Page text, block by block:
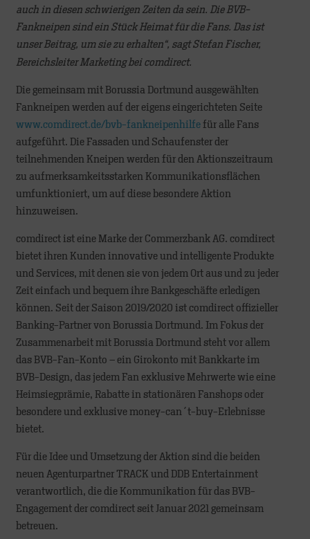
auch in diesen schwierigen Zeiten da sein. Die BVB-
Fankneipen sind ein Stück Heimat für die Fans. Das ist
unser Beitrag, um sie zu erhalten“, sagt Stefan Fischer,
Bereichsleiter Marketing bei comdirect.
Die gemeinsam mit Borussia Dortmund ausgewählten
Fankneipen werden auf der eigens eingerichteten Seite
www.comdirect.de/bvb-fankneipenhilfefür alle Fans
aufgeführt. Die Fassaden und Schaufenster der
teilnehmenden Kneipen werden für den Aktionszeitraum
zu aufmerksamkeitsstarken Kommunikationsflächen
umfunktioniert, um auf diese besondere Aktion
hinzuweisen.
comdirect ist eine Marke der Commerzbank AG. comdirect
bietet ihren Kunden innovative und intelligente Produkte
und Services, mit denen sie von jedem Ort aus und zu jeder
Zeit einfach und bequem ihre Bankgeschäfte erledigen
können. Seit der Saison 2019/2020 ist comdirect offizieller
Banking-Partner von Borussia Dortmund. Im Fokus der
Zusammenarbeit mit Borussia Dortmund steht vor allem
das BVB-Fan-Konto – ein Girokonto mit Bankkarte im
BVB-Design, das jedem Fan exklusive Mehrwerte wie eine
Heimsiegprämie, Rabatte in stationären Fanshops oder
besondere und exklusive money-can´t-buy-Erlebnisse
bietet.
Für die Idee und Umsetzung der Aktion sind die beiden
neuen Agenturpartner TRACK und DDB Entertainment
verantwortlich, die die Kommunikation für das BVB-
Engagement der comdirect seit Januar 2021 gemeinsam
betreuen.